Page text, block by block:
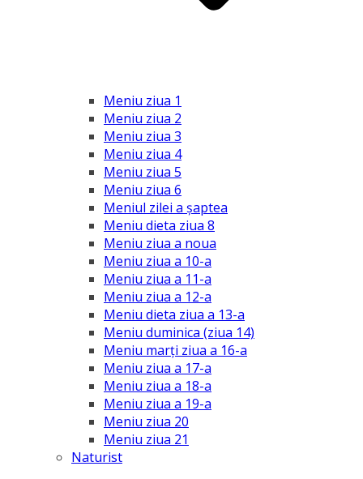
Meniu ziua 1
Meniu ziua 2
Meniu ziua 3
Meniu ziua 4
Meniu ziua 5
Meniu ziua 6
Meniul zilei a șaptea
Meniu dieta ziua 8
Meniu ziua a noua
Meniu ziua a 10-a
Meniu ziua a 11-a
Meniu ziua a 12-a
Meniu dieta ziua a 13-a
Meniu duminica (ziua 14)
Meniu marți ziua a 16-a
Meniu ziua a 17-a
Meniu ziua a 18-a
Meniu ziua a 19-a
Meniu ziua 20
Meniu ziua 21
Naturist